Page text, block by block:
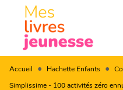
MENU
PIED DE PAGE
Accueil • Hachette Enfants •
Simplissime - 100 activités zéro